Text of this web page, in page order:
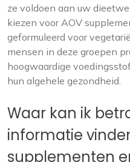
ze voldoen aan uw
kiezen voor AOV
geformuleerd voor
mensen in deze groepen
hoogwaardige
hun algehele gezondheid.
Waar kan ik
informatie
supplementen